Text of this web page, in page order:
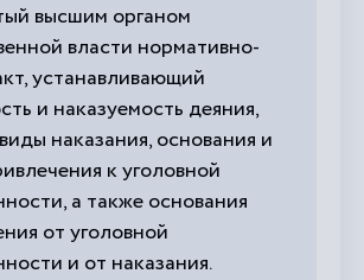
высшим органом
власти нормативно-
устанавливающий
и наказуемость деяния,
наказания, основания и
к уголовной
а также основания
от уголовной
и от наказания.